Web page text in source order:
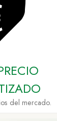
del mercado.